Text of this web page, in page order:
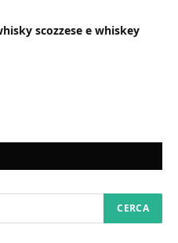
scozzese e whiskey